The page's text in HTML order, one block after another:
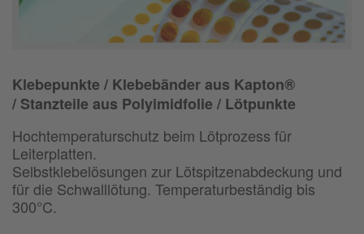
Klebepunkte / Klebebänder aus Kapton®
/ Stanzteile aus Polyimidfolie / Lötpunkte
Hochtemperaturschutz beim Lötprozess für
Leiterplatten.
Selbstklebelösungen zur Lötspitzenabdeckung und
für die Schwalllötung. Temperaturbeständig bis
300°C.